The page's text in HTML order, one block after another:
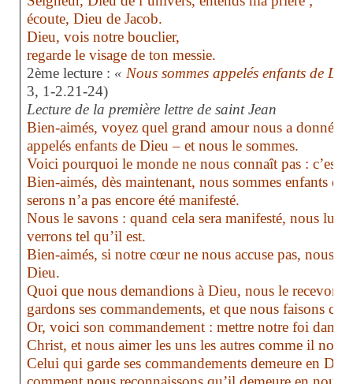
écoute, Dieu de Jacob.
Dieu, vois notre bouclier,
regarde le visage de ton messie.
2ème lecture : « Nous sommes appelés enfants de
3, 1-2.21-24)
Lecture de la première lettre de saint Jean
Bien-aimés, voyez quel grand amour nous a donné
appelés enfants de Dieu – et nous le sommes.
Voici pourquoi le monde ne nous connaît pas : c’est
Bien-aimés, dès maintenant, nous sommes enfants
serons n’a pas encore été manifesté.
Nous le savons : quand cela sera manifesté, nous lui
verrons tel qu’il est.
Bien-aimés, si notre cœur ne nous accuse pas, nous
Dieu.
Quoi que nous demandions à Dieu, nous le recevons
gardons ses commandements, et que nous faisons ce
Or, voici son commandement : mettre notre foi dans
Christ, et nous aimer les uns les autres comme il nous
Celui qui garde ses commandements demeure en